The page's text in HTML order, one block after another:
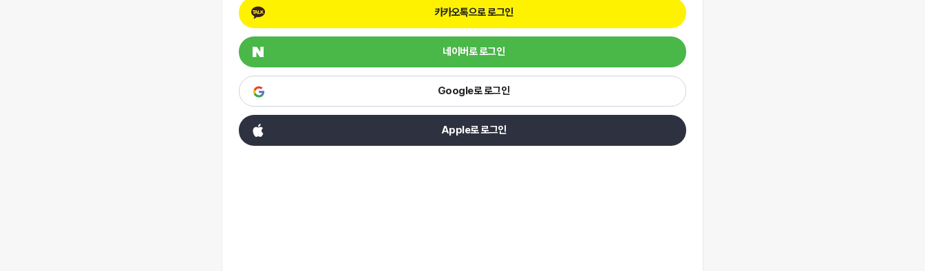
카카오톡으로 로그인
네이버로 로그인
Google로 로그인
Apple로 로그인